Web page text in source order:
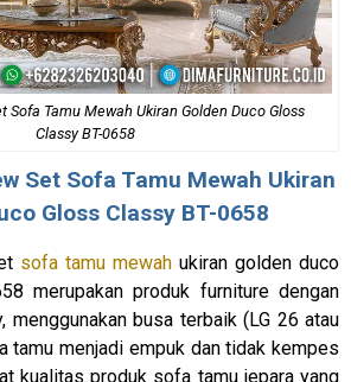
Sofa Tamu Mewah Ukiran Golden Duco Gloss
Classy BT-0658
Set Sofa Tamu Mewah Ukiran
Gloss Classy BT-0658
sofa tamu mewah ukiran golden duco
merupakan produk furniture dengan
menggunakan busa terbaik (LG 26 atau
tamu menjadi empuk dan tidak kempes
kualitas produk sofa tamu jepara yang